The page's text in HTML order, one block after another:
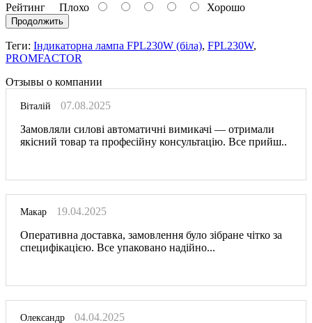
Рейтинг Плохо Хорошо
Продолжить
Теги: Індикаторна лампа FPL230W (біла), FPL230W,
PROMFACTOR
Отзывы о компании
Віталій
07.08.2025
Замовляли силові автоматичні вимикачі — отримали
якісний товар та професійну консультацію. Все прийш..
Макар
19.04.2025
Оперативна доставка, замовлення було зібране чітко за
специфікацією. Все упаковано надійно...
Олександр 04.04.2025